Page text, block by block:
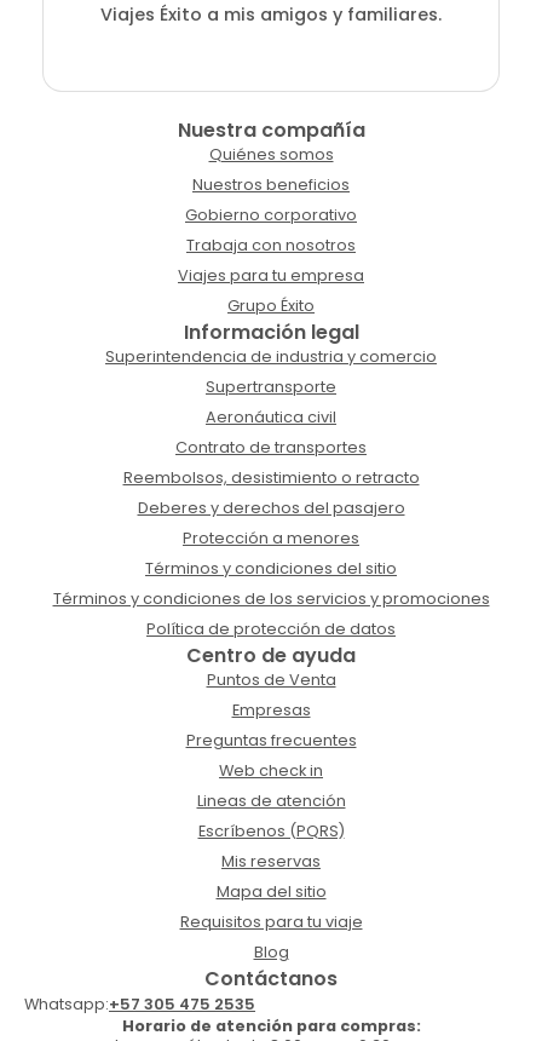
Viajes Éxito a mis amigos y familiares.
Nuestra compañía
Quiénes somos
Nuestros beneficios
Gobierno corporativo
Trabaja con nosotros
Viajes para tu empresa
Grupo Éxito
Información legal
Superintendencia de industria y comercio
Supertransporte
Aeronáutica civil
Contrato de transportes
Reembolsos, desistimiento o retracto
Deberes y derechos del pasajero
Protección a menores
Términos y condiciones del sitio
Términos y condiciones de los servicios y promociones
Política de protección de datos
Centro de ayuda
Puntos de Venta
Empresas
Preguntas frecuentes
Web check in
Lineas de atención
Escríbenos (PQRS)
Mis reservas
Mapa del sitio
Requisitos para tu viaje
Blog
Contáctanos
Whatsapp:+57 305 475 2535
Horario de atención para compras: